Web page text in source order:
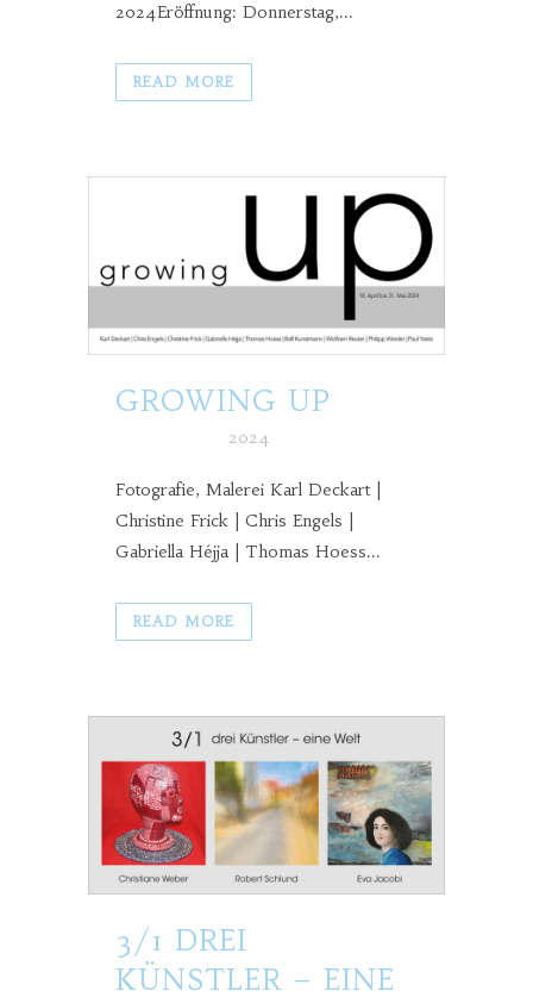
2024Eröffnung: Donnerstag,...
READ MORE
GROWING UP
2024
Fotografie, Malerei Karl Deckart |
Christine Frick | Chris Engels |
Gabriella Héjja | Thomas Hoess...
READ MORE
3/1 DREI
KÜNSTLER – EINE